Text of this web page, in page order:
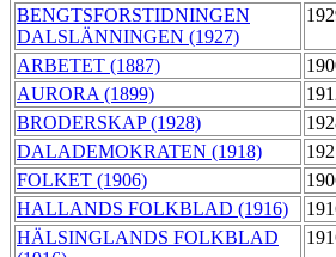
BENGTSFORSTIDNINGEN
DALSLÄNNINGEN (1927)
ARBETET (1887)
AURORA (1899)
BRODERSKAP (1928)
DALADEMOKRATEN (1918)
FOLKET (1906)
HALLANDS FOLKBLAD (1916)
HÄLSINGLANDS FOLKBLAD